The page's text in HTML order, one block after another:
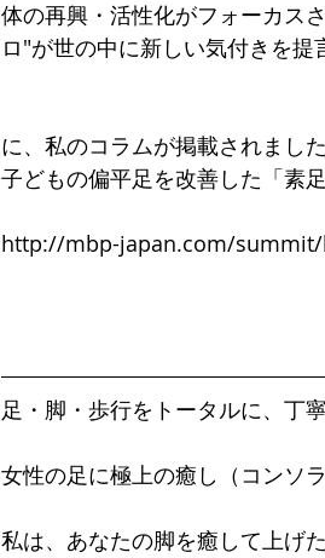
体の再興・活性化がフォーカス
ロ"が世の中に新しい気付きを提
に、私のコラムが掲載されまし
子どもの偏平足を改善した「素
http://mbp-japan.com/
足・脚・歩行をトータルに、丁
女性の足に極上の癒し（コンソ
私は、あなたの脚を癒して上げ